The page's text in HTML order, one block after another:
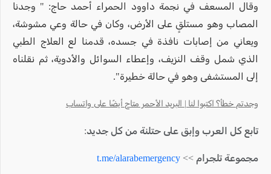
وقال المسعف في نجمة داوود الحمراء أحمد حاج: " وجدنا
المصاب وهو مستلقٍ على الأرض، وكان في حالة وعي مشوشة،
ويعاني من إصابات نافذة في جسده، قدمنا لع العلاج الطبي
الذي شمل وقف النزيف، وإعطاء السوائل والأدوية، ثم نقلناه
إلى المستشفى وهو في حالة خطيرة".
وجدتم خطأ؟ اكتبوا لنا | البريد الأحمر متاح أيضًا على واتساب
تابع كل العرب وإبق على حتلنة من كل جديد:
مجموعة تلجرام >> t.me/alarabemergency